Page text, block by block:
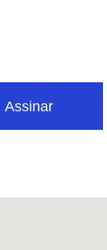
Assinar